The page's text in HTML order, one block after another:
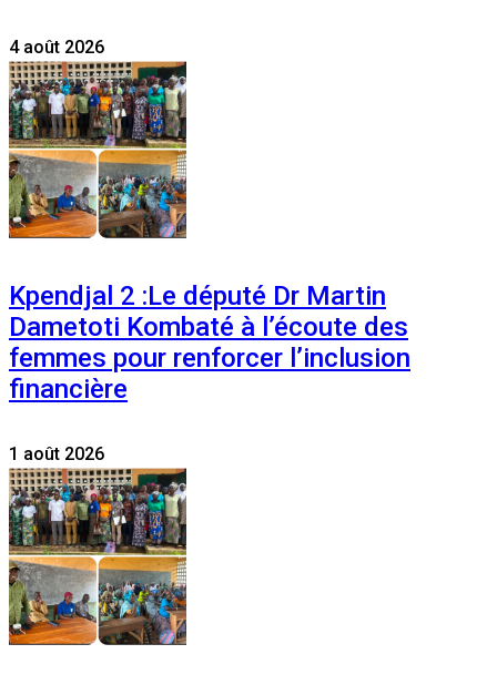
4 août 2026
Kpendjal 2 :Le député Dr Martin
Dametoti Kombaté à l’écoute des
femmes pour renforcer l’inclusion
financière
1 août 2026